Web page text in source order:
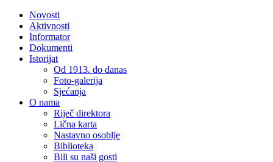
Novosti
Aktivnosti
Informator
Dokumenti
Istorijat
Od 1913. do danas
Foto-galerija
Sjećanja
O nama
Riječ direktora
Lična karta
Nastavno osoblje
Biblioteka
Bili su naši gosti